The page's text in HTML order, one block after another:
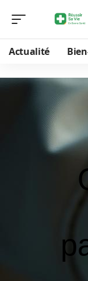
Actualité